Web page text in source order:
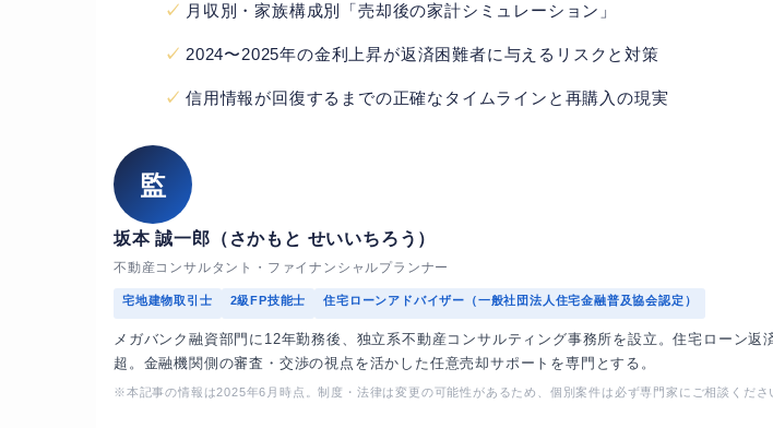
月収別・家族構成別「売却後の家計シミュレーション」
2024〜2025年の金利上昇が返済困難者に与えるリスクと対策
信用情報が回復するまでの正確なタイムラインと再購入の現実
監
坂本 誠一郎（さかもと せいいちろう）
不動産コンサルタント・ファイナンシャルプランナー
宅地建物取引士 2級FP技能士 住宅ローンアドバイザー（一般社団法人住宅金融普及協会認定）
メガバンク融資部門に12年勤務後、独立系不動産コンサルティング事務所を設立。住宅ローン返
超。金融機関側の審査・交渉の視点を活かした任意売却サポートを専門とする。
※本記事の情報は2025年6月時点。制度・法律は変更の可能性があるため、個別案件は必ず専門家にご相談くださ